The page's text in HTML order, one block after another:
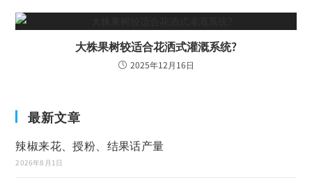
大株果树较适合花洒式灌溉系统?
2025年12月16日
最新文章
辣椒来花、授粉、结果话产量
2026年8月1日